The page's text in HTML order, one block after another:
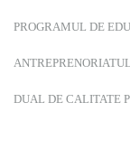
PROGRAMUL DE
DUAL DE CALITATE